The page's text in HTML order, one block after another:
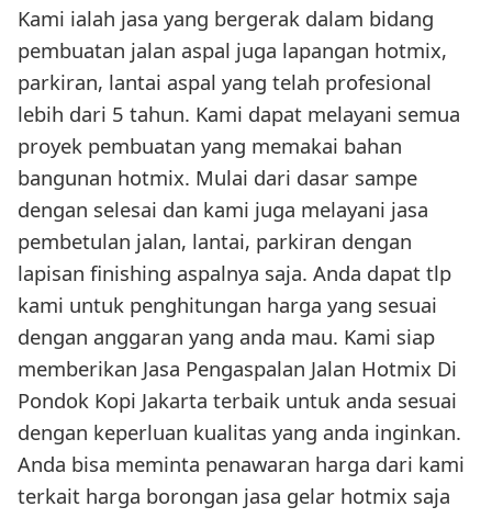
Kami ialah jasa yang bergerak dalam bidang
pembuatan jalan aspal juga lapangan hotmix,
parkiran, lantai aspal yang telah profesional
lebih dari 5 tahun. Kami dapat melayani semua
proyek pembuatan yang memakai bahan
bangunan hotmix. Mulai dari dasar sampe
dengan selesai dan kami juga melayani jasa
pembetulan jalan, lantai, parkiran dengan
lapisan finishing aspalnya saja. Anda dapat tlp
kami untuk penghitungan harga yang sesuai
dengan anggaran yang anda mau. Kami siap
memberikan Jasa Pengaspalan Jalan Hotmix Di
Pondok Kopi Jakarta terbaik untuk anda sesuai
dengan keperluan kualitas yang anda inginkan.
Anda bisa meminta penawaran harga dari kami
terkait harga borongan jasa gelar hotmix saja